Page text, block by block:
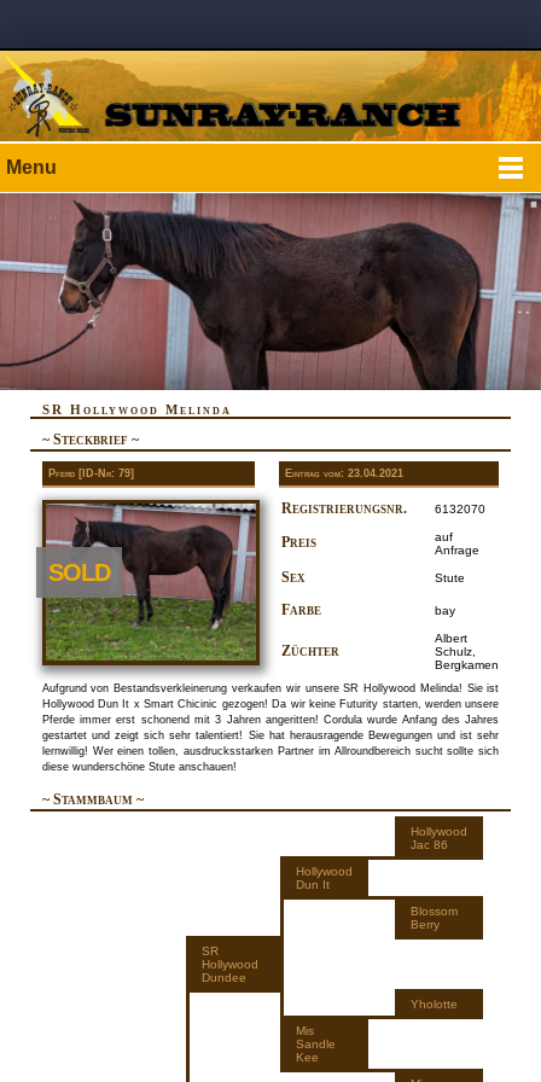
Menu
SR Hollywood Melinda
~ Steckbrief ~
Pferd [ID-Nr: 79] Eintrag vom: 23.04.2021
SOLD
Registrierungsnr. 6132070
Preis
auf
Anfrage
Sex Stute
Farbe bay
Züchter
Albert
Schulz,
Bergkamen
Aufgrund von Bestandsverkleinerung verkaufen wir unsere SR Hollywood Melinda! Sie ist
Hollywood Dun It x Smart Chicinic gezogen! Da wir keine Futurity starten, werden unsere
Pferde immer erst schonend mit 3 Jahren angeritten! Cordula wurde Anfang des Jahres
gestartet und zeigt sich sehr talentiert! Sie hat herausragende Bewegungen und ist sehr
lernwillig! Wer einen tollen, ausdrucksstarken Partner im Allroundbereich sucht sollte sich
diese wunderschöne Stute anschauen!
~ Stammbaum ~
Hollywood
Jac 86
Hollywood
Dun It
Blossom
Berry
SR
Hollywood
Dundee
Yholotte
Mis
Sandle
Kee